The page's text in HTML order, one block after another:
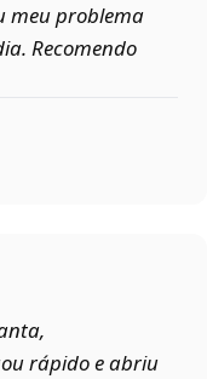
meu problema
Recomendo
rápido e abriu